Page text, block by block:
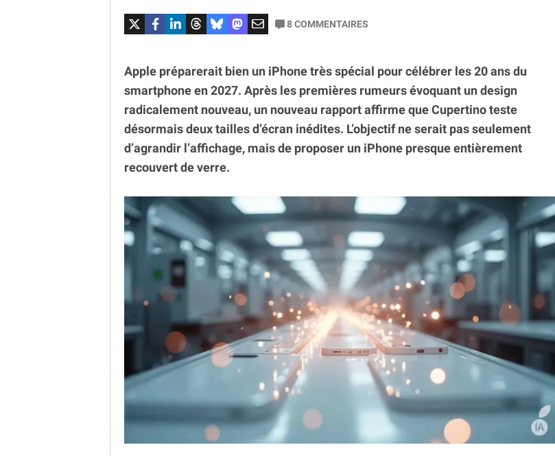
8COMMENTAIRES
Apple préparerait bien un iPhone très spécial pour célébrer les 20 ans du
smartphone en 2027. Après les premières rumeurs évoquant un design
radicalement nouveau, un nouveau rapport affirme que Cupertino teste
désormais deux tailles d’écran inédites. L’objectif ne serait pas seulement
d’agrandir l’affichage, mais de proposer un iPhone presque entièrement
recouvert de verre.